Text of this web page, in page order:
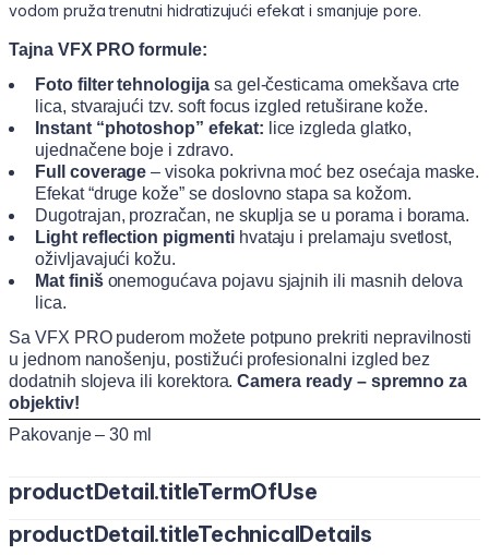
vodom pruža trenutni hidratizujući efekat i smanjuje pore.
Tajna VFX PRO formule:
Foto filter tehnologijasa gel-česticama omekšava crte
lica, stvarajući tzv. soft focus izgled retuširane kože.
Instant “photoshop” efekat: lice izgleda glatko,
ujednačene boje i zdravo.
Full coverage – visoka pokrivna moć bez osećaja maske.
Efekat “druge kože” se doslovno stapa sa kožom.
Dugotrajan, prozračan, ne skuplja se u porama i borama.
Light reflection pigmentihvataju i prelamaju svetlost,
oživljavajući kožu.
Mat finišonemogućava pojavu sjajnih ili masnih delova
lica.
Sa VFX PRO puderom možete potpuno prekriti nepravilnosti
u jednom nanošenju, postižući profesionalni izgled bez
dodatnih slojeva ili korektora.Camera ready – spremno za
objektiv!
Pakovanje – 30 ml
productDetail.titleTermOfUse
Nanesite puder direktno na kožu ili vrhovima prstiju, kistom
productDetail.titleTechnicalDetails